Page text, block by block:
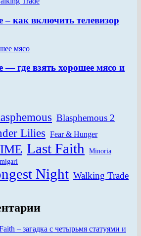
– как включить телевизор
— где взять хорошее мясо и
Blasphemous 2
Lilies Fear & Hunger
Last Faith Minoria
Night Walking Trade
– загадка с четырьмя статуями и